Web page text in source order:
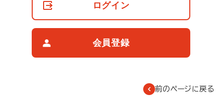
ログイン
会員登録
前のページに戻る